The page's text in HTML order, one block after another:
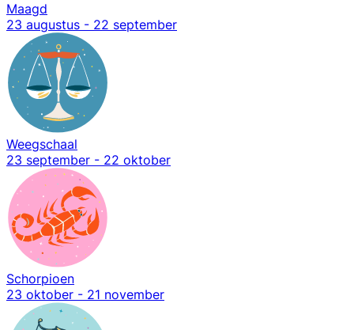
Maagd
23 augustus - 22 september
Weegschaal
23 september - 22 oktober
Schorpioen
23 oktober - 21 november